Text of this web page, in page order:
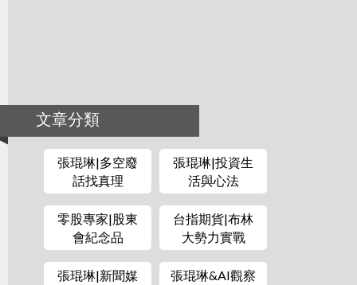
文章分類
張琨琳|多空廢
話找真理
張琨琳|投資生
活與心法
零股專家|股東
會紀念品
台指期貨|布林
大勢力實戰
張琨琳|新聞媒
張琨琳&AI觀察